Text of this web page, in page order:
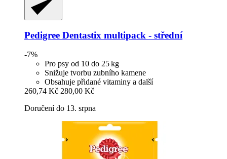
Pedigree Dentastix multipack -​ střední
-7%
Pro psy od 10 do 25 kg
Snižuje tvorbu zubního kamene
Obsahuje přidané vitaminy a další
260,74 Kč 280,00 Kč
Doručení do 13. srpna